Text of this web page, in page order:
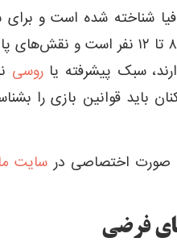
شناخته شده است و برای
سبک پیشرفته یاروسی
باید قوانین بازی را
صورت اختصاصی در سایت
فرضی